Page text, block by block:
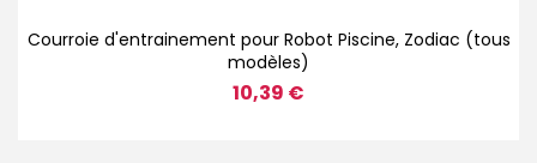
Courroie d'entrainement pour Robot Piscine, Zodiac (tous
modèles)
10,39 €